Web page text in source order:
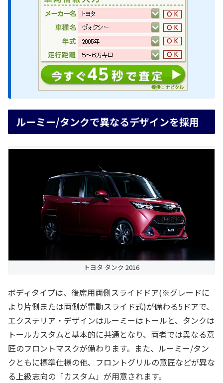
ルーミー/タンクで異なるデザインを採用
トヨタ タンク 2016
ボディタイプは、後席用両側スライドドア(※グレードに
より片側または両側が電動スライド式)が備わる5ドアで、
エクステリア・デザインはルーミーはトールと、タンクは
トールカスタムと基本的に共通となり、両者では異なる意
匠のフロントマスクが備わります。また、ルーミー/タン
クともに標準仕様の他、フロントグリルの意匠などが異な
る上級志向の「カスタム」が用意されます。